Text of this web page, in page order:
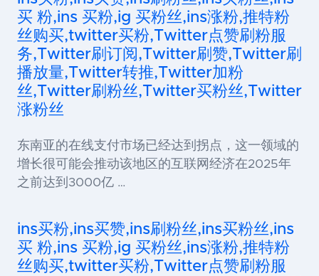
买 粉,ins 买粉,ig 买粉丝,ins涨粉,推特粉
丝购买,twitter买粉,Twitter点赞刷粉服
务,Twitter刷订阅,Twitter刷赞,Twitter刷
播放量,Twitter转推,Twitter加粉
丝,Twitter刷粉丝,Twitter买粉丝,Twitter
涨粉丝
东南亚的在线支付市场已经达到拐点，这一领域的
增长很可能会推动该地区的互联网经济在2025年
之前达到3000亿 …
ins买粉,ins买赞,ins刷粉丝,ins买粉丝,ins
买 粉,ins 买粉,ig 买粉丝,ins涨粉,推特粉
丝购买,twitter买粉,Twitter点赞刷粉服